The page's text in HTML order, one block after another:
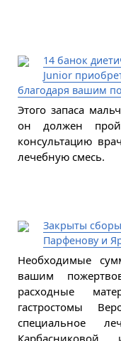
14 банок
Junior
благодаря вашим
Этого запаса
он должен
консультацию
лечебную смесь.
Закрыты
Парфенову и
Необходимые
вашим
расходные
гастростомы
специальное